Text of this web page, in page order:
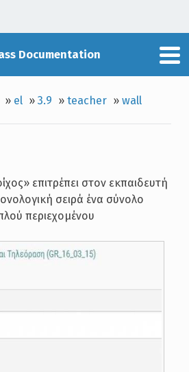
Documentation
» el »3.9 »teacher »wall
επιτρέπει στον εκπαιδευτή
σειρά ένα σύνολο
περιεχομένου